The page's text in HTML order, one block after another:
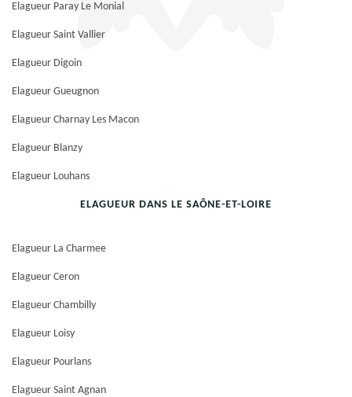
Elagueur Paray Le Monial
Elagueur Saint Vallier
Elagueur Digoin
Elagueur Gueugnon
Elagueur Charnay Les Macon
Elagueur Blanzy
Elagueur Louhans
ELAGUEUR DANS LE SAÔNE-ET-LOIRE
Elagueur La Charmee
Elagueur Ceron
Elagueur Chambilly
Elagueur Loisy
Elagueur Pourlans
Elagueur Saint Agnan